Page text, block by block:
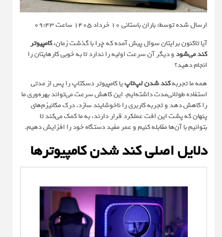
ارسال شده توسط: باران باستانی10 خرداد 1405 ساعت 09:43
آیا تاکنون برایتان سوال پیش آمده که چرا با گذشت زمان،کامپیوتر
کند می‌شودو دیگر آن سرعت اولیه را ندارد تا به خوبی کارهایتان را
انجام دهید؟
همه ما تجربهکند شدن لپ‌تاپیا کامپیوتر دسکتاپ را پس از مدتی
استفاده طولانی‌مدت داشته‌ایم. این کاهش سرعت می‌تواند بهره‌وری ما
را کاهش دهد و تجربه کاربری را ناخوشایند سازد. درک مکانیزم‌های
پنهان که پشت این افت عملکرد قرار دارند، به ما کمک می‌کند تا
بتوانیم با آن‌ها مقابله کنیم و عمر مفید دستگاه خود را افزایش دهیم.
دلایل اصلی کند شدن کامپیوترها